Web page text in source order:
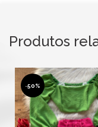
Produtos
-50%